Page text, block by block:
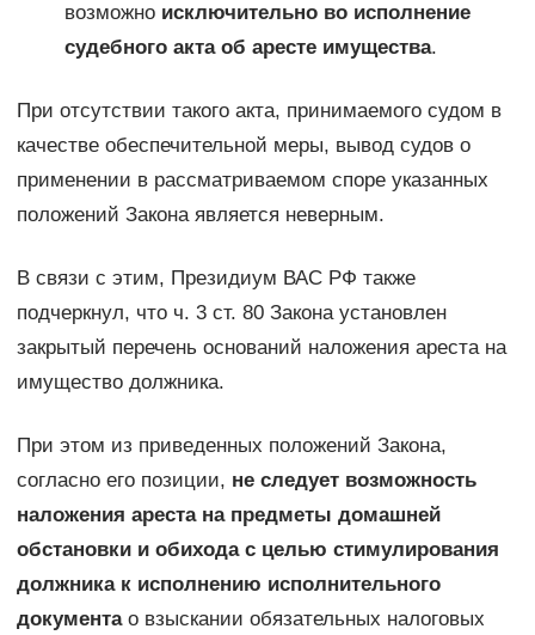
возможно исключительно во исполнение
судебного акта об аресте имущества.
При отсутствии такого акта, принимаемого судом в
качестве обеспечительной меры, вывод судов о
применении в рассматриваемом споре указанных
положений Закона является неверным.
В связи с этим, Президиум ВАС РФ также
подчеркнул, что ч. 3 ст. 80 Закона установлен
закрытый перечень оснований наложения ареста на
имущество должника.
При этом из приведенных положений Закона,
согласно его позиции, не следует возможность
наложения ареста на предметы домашней
обстановки и обихода с целью стимулирования
должника к исполнению исполнительного
документао взыскании обязательных налоговых